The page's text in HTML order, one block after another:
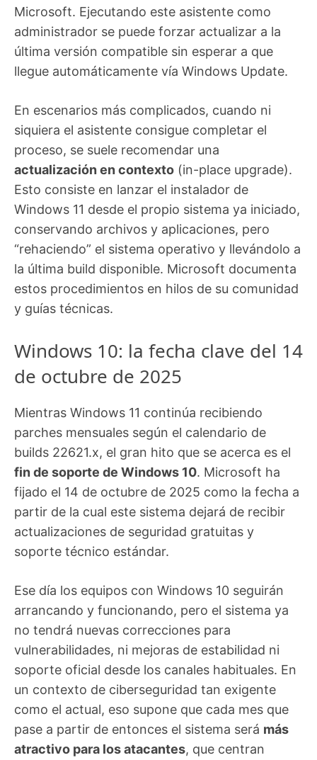
Microsoft. Ejecutando este asistente como
administrador se puede forzar actualizar a la
última versión compatible sin esperar a que
llegue automáticamente vía Windows Update.
En escenarios más complicados, cuando ni
siquiera el asistente consigue completar el
proceso, se suele recomendar una
actualización en contexto (in-place upgrade).
Esto consiste en lanzar el instalador de
Windows 11 desde el propio sistema ya iniciado,
conservando archivos y aplicaciones, pero
“rehaciendo” el sistema operativo y llevándolo a
la última build disponible. Microsoft documenta
estos procedimientos en hilos de su comunidad
y guías técnicas.
Windows 10: la fecha clave del 14
de octubre de 2025
Mientras Windows 11 continúa recibiendo
parches mensuales según el calendario de
builds 22621.x, el gran hito que se acerca es el
fin de soporte de Windows 10. Microsoft ha
fijado el 14 de octubre de 2025 como la fecha a
partir de la cual este sistema dejará de recibir
actualizaciones de seguridad gratuitas y
soporte técnico estándar.
Ese día los equipos con Windows 10 seguirán
arrancando y funcionando, pero el sistema ya
no tendrá nuevas correcciones para
vulnerabilidades, ni mejoras de estabilidad ni
soporte oficial desde los canales habituales. En
un contexto de ciberseguridad tan exigente
como el actual, eso supone que cada mes que
pase a partir de entonces el sistema será más
atractivo para los atacantes, que centran